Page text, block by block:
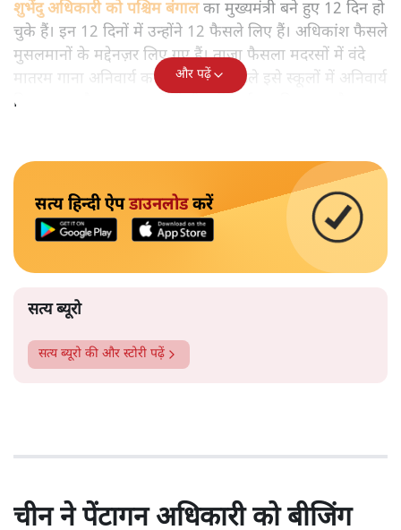
शुभेंदु अधिकारी को पश्चिम बंगालका मुख्यमंत्री बने हुए 12 दिन हो
चुके हैं। इन 12 दिनों में उन्होंने 12 फैसले लिए हैं। अधिकांश फैसले
मुसलमानों के मद्देनज़र लिए गए हैं। ताजा फैसला मदरसों में वंदे
मातरम गाना अनिवार्य करना है। सबसे पहले इसे स्कूलों में अनिवार्य
किया गया और अब मदरसों में भी अनिवार्य कर दिया गया है।
और पढ़ें
सत्य हिन्दी ऐपडाउनलोडकरें
सत्य ब्यूरो
सत्य ब्यूरो की और स्टोरी पढ़ें
चीन ने पेंटागन अधिकारी को बीजिंग